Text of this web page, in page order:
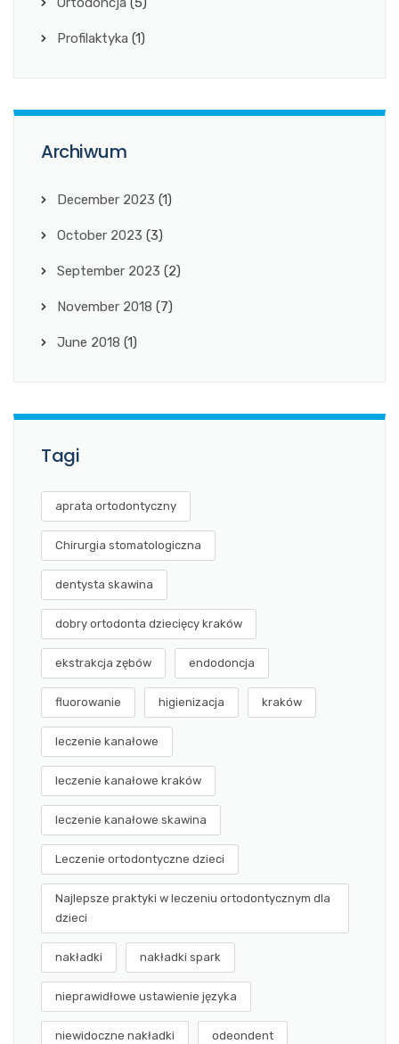
Profilaktyka (1)
Archiwum
December 2023 (1)
October 2023 (3)
September 2023 (2)
November 2018 (7)
June 2018 (1)
Tagi
aprata ortodontyczny
Chirurgia stomatologiczna
dentysta skawina
dobry ortodonta dziecięcy kraków
ekstrakcja zębów endodoncja
fluorowanie higienizacja kraków
leczenie kanałowe
leczenie kanałowe kraków
leczenie kanałowe skawina
Leczenie ortodontyczne dzieci
Najlepsze praktyki w leczeniu ortodontycznym dla
dzieci
nakładki nakładki spark
nieprawidłowe ustawienie języka
niewidoczne nakładki odeondent